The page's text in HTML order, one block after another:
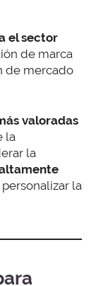
el sector
de marca
de mercado
valoradas
la
la
la